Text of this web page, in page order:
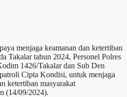
menjaga keamanan dan ketertiban
Takalar tahun 2024, Personel Polres
1426/Takalar dan Sub Den
Cipta Kondisi, untuk menjaga
ketertiban masyarakat
(14/09/2024).